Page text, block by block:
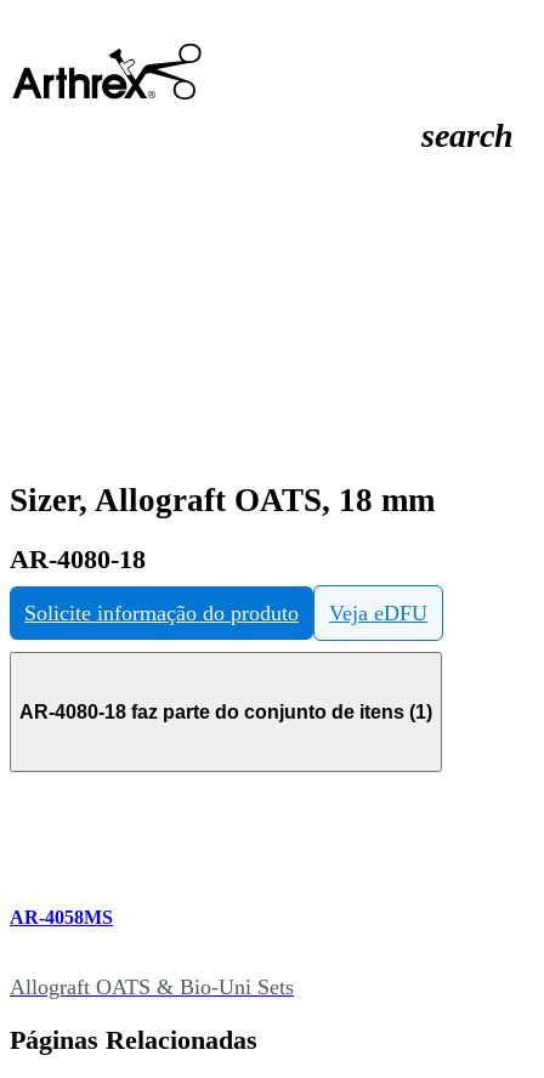
search
Sizer, Allograft OATS, 18 mm
AR-4080-18
Solicite informação do produto Veja eDFU
AR-4080-18 faz parte do conjunto de itens (1)
AR-4058MS
Allograft OATS & Bio-Uni Sets
Páginas Relacionadas